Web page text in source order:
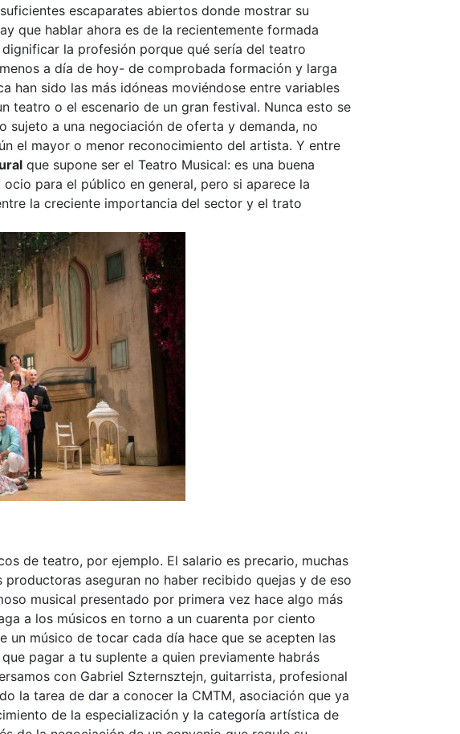
escaparates abiertos donde mostrar su
que hablar ahora es de la recientemente formada
la profesión porque qué sería del teatro
a día de hoy- de comprobada formación y larga
han sido las más idóneas moviéndose entre variables
teatro o el escenario de un gran festival. Nunca esto se
sujeto a una negociación de oferta y demanda, no
el mayor o menor reconocimiento del artista. Y entre
que supone ser el Teatro Musical: es una buena
para el público en general, pero si aparece la
la creciente importancia del sector y el trato
de teatro, por ejemplo. El salario es precario, muchas
aseguran no haber recibido quejas y de eso
musical presentado por primera vez hace algo más
a los músicos en torno a un cuarenta por ciento
un músico de tocar cada día hace que se acepten las
pagar a tu suplente a quien previamente habrás
con Gabriel Szternsztejn, guitarrista, profesional
la tarea de dar a conocer la CMTM, asociación que ya
de la especialización y la categoría artística de